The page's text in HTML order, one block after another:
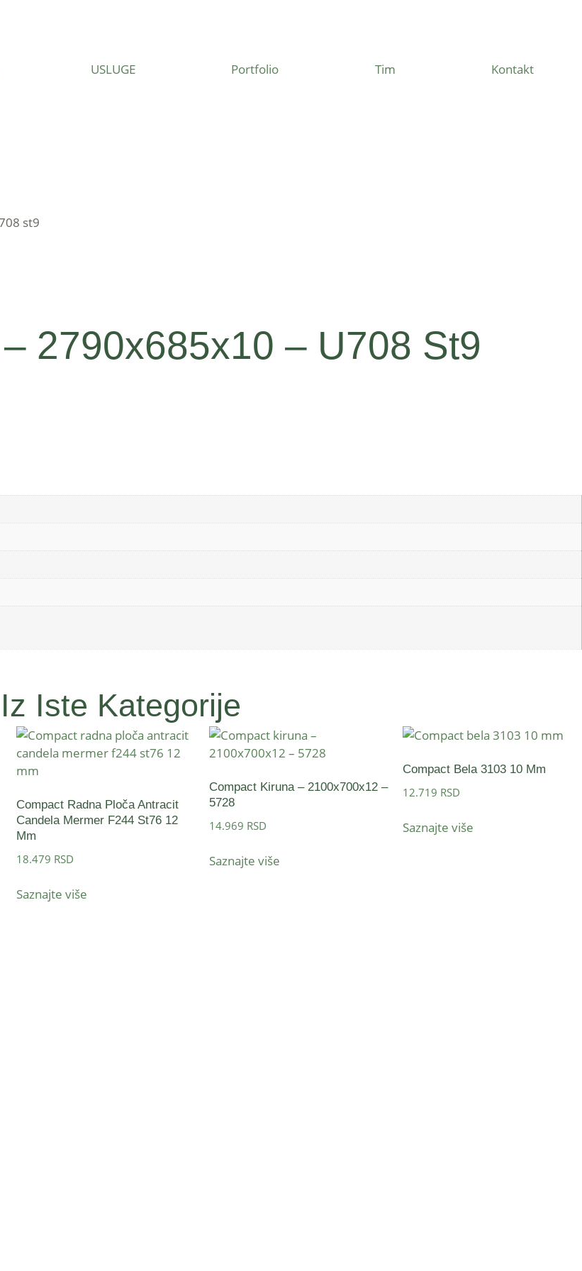
USLUGE Portfolio Tim Kontakt
st9
2790x685x10 – U708 St9
Iste Kategorije
Compact Radna Ploča Antracit
Candela Mermer F244 St76 12
Mm
18.479 RSD
Saznajte više
Compact Kiruna – 2100x700x12 –
5728
14.969 RSD
Saznajte više
Compact Bela 3103 10 Mm
12.719 RSD
Saznajte više